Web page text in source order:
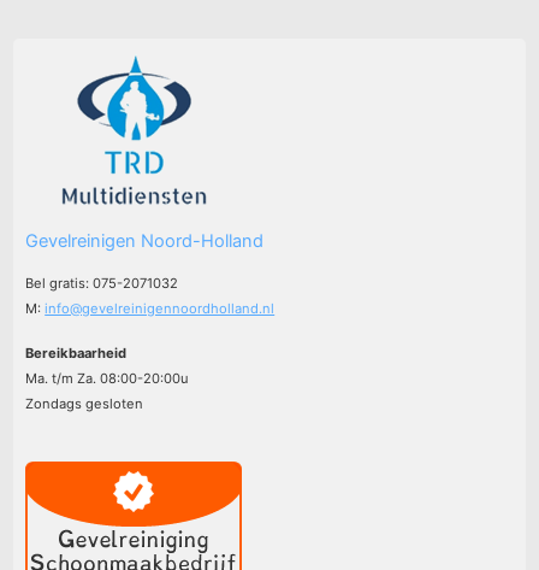
Gevelreinigen Noord-Holland
Bel gratis: 075-2071032
M:info@gevelreinigennoordholland.nl
Bereikbaarheid
Ma. t/m Za. 08:00-20:00u
Zondags gesloten